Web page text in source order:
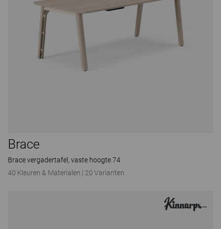
Brace
Brace vergadertafel, vaste hoogte 74
40 Kleuren & Materialen | 20 Varianten